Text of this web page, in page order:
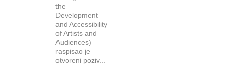
the
Development
and Accessibility
of Artists and
Audiences)
raspisao je
otvoreni poziv...